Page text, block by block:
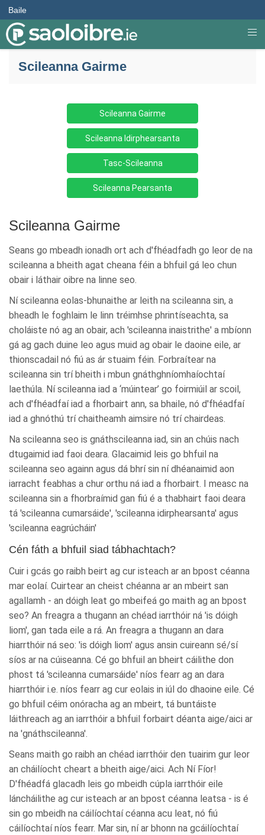
Baile
Scileanna Gairme
Scileanna Gairme
Scileanna Idirphearsanta
Tasc-Scileanna
Scileanna Pearsanta
Scileanna Gairme
Seans go mbeadh ionadh ort ach d'fhéadfadh go leor de na
scileanna a bheith agat cheana féin a bhfuil gá leo chun
obair i láthair oibre na linne seo.
Ní scileanna eolas-bhunaithe ar leith na scileanna sin, a
bheadh le foghlaim le linn tréimhse phrintíseachta, sa
choláiste nó ag an obair, ach 'scileanna inaistrithe' a mbíonn
gá ag gach duine leo agus muid ag obair le daoine eile, ar
thionscadail nó fiú as ár stuaim féin. Forbraítear na
scileanna sin trí bheith i mbun gnáthghníomhaíochtaí
laethúla. Ní scileanna iad a ‘múintear’ go foirmiúil ar scoil,
ach d'fhéadfaí iad a fhorbairt ann, sa bhaile, nó d'fhéadfaí
iad a ghnóthú trí chaitheamh aimsire nó trí chairdeas.
Na scileanna seo is gnáthscileanna iad, sin an chúis nach
dtugaimid iad faoi deara. Glacaimid leis go bhfuil na
scileanna seo againn agus dá bhrí sin ní dhéanaimid aon
iarracht feabhas a chur orthu ná iad a fhorbairt. I measc na
scileanna sin a fhorbraímid gan fiú é a thabhairt faoi deara
tá 'scileanna cumarsáide', 'scileanna idirphearsanta' agus
'scileanna eagrúcháin'
Cén fáth a bhfuil siad tábhachtach?
Cuir i gcás go raibh beirt ag cur isteach ar an bpost céanna
mar eolaí. Cuirtear an cheist chéanna ar an mbeirt san
agallamh - an dóigh leat go mbeifeá go maith ag an bpost
seo? An freagra a thugann an chéad iarrthóir ná 'is dóigh
liom', gan tada eile a rá. An freagra a thugann an dara
hiarrthóir ná seo: 'is dóigh liom' agus ansin cuireann sé/sí
síos ar na cúiseanna. Cé go bhfuil an bheirt cáilithe don
phost tá 'scileanna cumarsáide' níos fearr ag an dara
hiarrthóir i.e. níos fearr ag cur eolais in iúl do dhaoine eile. Cé
go bhfuil céim onóracha ag an mbeirt, tá buntáiste
láithreach ag an iarrthóir a bhfuil forbairt déanta aige/aici ar
na 'gnáthscileanna'.
Seans maith go raibh an chéad iarrthóir den tuairim gur leor
an cháilíocht cheart a bheith aige/aici. Ach Ní Fíor!
D'fhéadfá glacadh leis go mbeidh cúpla iarrthóir eile
láncháilithe ag cur isteach ar an bpost céanna leatsa - is é
sin go mbeidh na cáilíochtaí céanna acu leat, nó fiú
cáilíochtaí níos fearr. Mar sin, ní ar bhonn na gcáilíochtaí